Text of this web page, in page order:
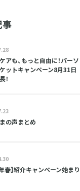
アも、もっと自由に！パーソ
ットキャンペーン8月31日
！
の声まとめ
春】紹介キャンペーン始まり